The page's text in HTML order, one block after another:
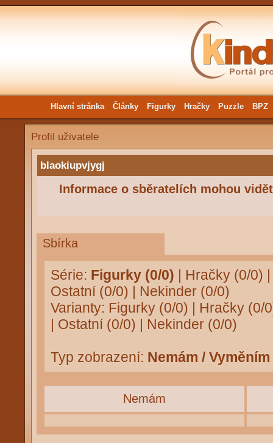
Hlavní stránka Články Figurky Hračky Puzzle BPZ
Profil uživatele
blaokiupvjygj
Informace o sběratelích mohou
Sbírka
Série: Figurky (0/0) | Hračky (0/0)
Ostatní (0/0) | Nekinder (0/0)
Varianty: Figurky (0/0) | Hračky (0/
| Ostatní (0/0) | Nekinder (0/0)
Typ zobrazení: Nemám / Vyměním
Nemám